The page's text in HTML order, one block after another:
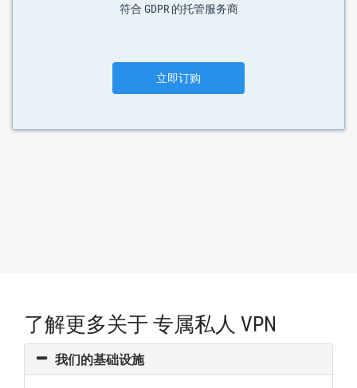
符合 GDPR 的托管服务商
立即订购
了解更多关于 专属私人 VPN
我们的基础设施